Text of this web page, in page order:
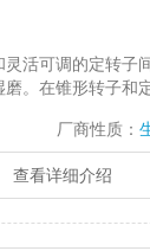
活可调的定转子
。在锥形转子和
的研磨分散的效
厂商性质：
查看详细介绍